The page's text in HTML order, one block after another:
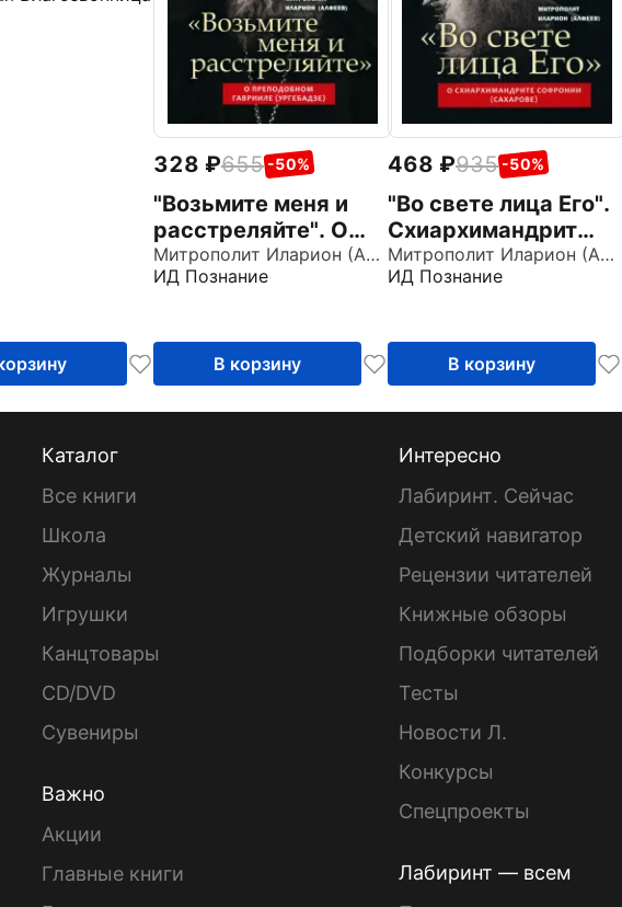
328 655 -50%
"Возьмите меня и
расстреляйте". О
преподобном
Гаврииле
Митрополит Иларион (Алфеев)
ИД Познание
В корзину
468 935 -50%
"Во свете лица Его".
Схиархимандрит
Софроний (Сахаров)
и его учение о
Митрополит Иларион (Алфеев)
ИД Познание
В корзину
Каталог
Все книги
Школа
Журналы
Игрушки
Канцтовары
CD/DVD
Сувениры
Важно
Акции
Главные книги
Интересно
Лабиринт. Сейчас
Детский навигатор
Рецензии читателей
Книжные обзоры
Подборки читателей
Тесты
Новости Л.
Конкурсы
Спецпроекты
Лабиринт — всем